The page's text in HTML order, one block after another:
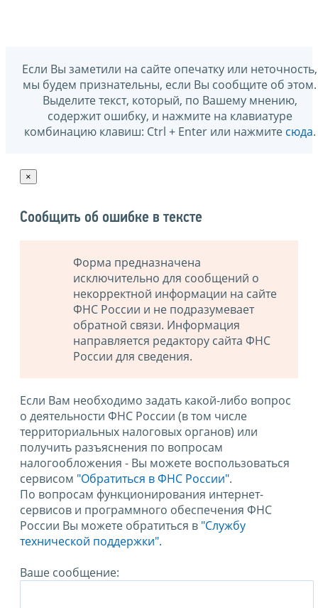
Если Вы заметили на сайте опечатку или неточность,
мы будем признательны, если Вы сообщите об этом.
Выделите текст, который, по Вашему мнению,
содержит ошибку, и нажмите на клавиатуре
комбинацию клавиш: Ctrl + Enter или нажмите сюда.
×
Сообщить об ошибке в тексте
Форма предназначена
исключительно для сообщений о
некорректной информации на сайте
ФНС России и не подразумевает
обратной связи. Информация
направляется редактору сайта ФНС
России для сведения.
Если Вам необходимо задать какой-либо вопрос
о деятельности ФНС России (в том числе
территориальных налоговых органов) или
получить разъяснения по вопросам
налогообложения - Вы можете воспользоваться
сервисом "Обратиться в ФНС России".
По вопросам функционирования интернет-
сервисов и программного обеспечения ФНС
России Вы можете обратиться в "Службу
технической поддержки".
Ваше сообщение: